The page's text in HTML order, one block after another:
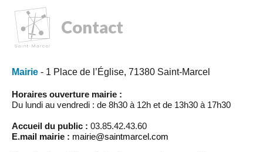
Contact
Mairie - 1 Place de l’Église, 71380 Saint-Marcel
Horaires ouverture mairie :
Du lundi au vendredi : de 8h30 à 12h et de 13h30 à 17h30
Accueil du public : 03.85.42.43.60
E.mail mairie : mairie@saintmarcel.com